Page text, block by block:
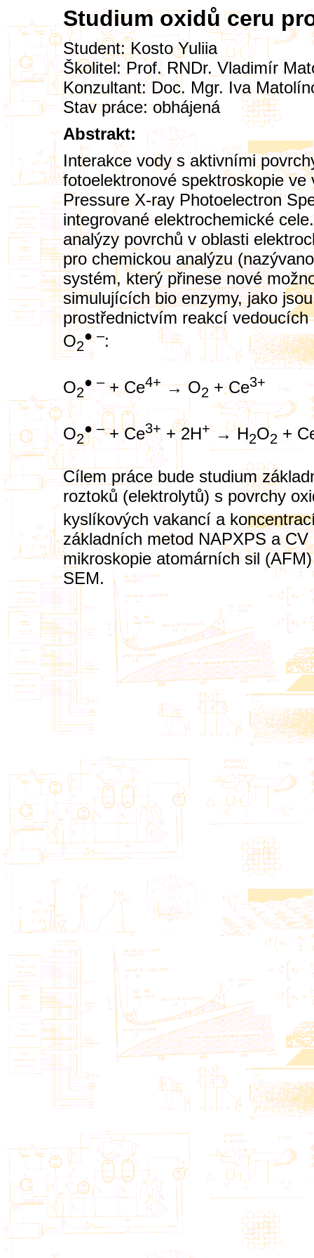
Studium oxidů ceru
Student:Kosto Yuliia
Školitel:Prof. RNDr. Vladimír
Konzultant:Doc. Mgr. Iva
Stav práce: obhájená
Abstrakt:
Interakce vody s aktivními
fotoelektronové spektroskopie
Pressure X-ray Photoelectron
integrované elektrochemické
analýzy povrchů v oblasti
pro chemickou analýzu
systém, který přinese nové
simulujících bio enzymy, jako
prostřednictvím reakcí
O2
● –:
O2
● –+ Ce4+→ O2 + Ce3+
O2
● –+ Ce3++ 2H+→ H2O2 +
Cílem práce bude studium
roztoků (elektrolytů) s povrchy
kyslíkových vakancí a
základních metod NAPXPS a
mikroskopie atomárních sil
SEM.